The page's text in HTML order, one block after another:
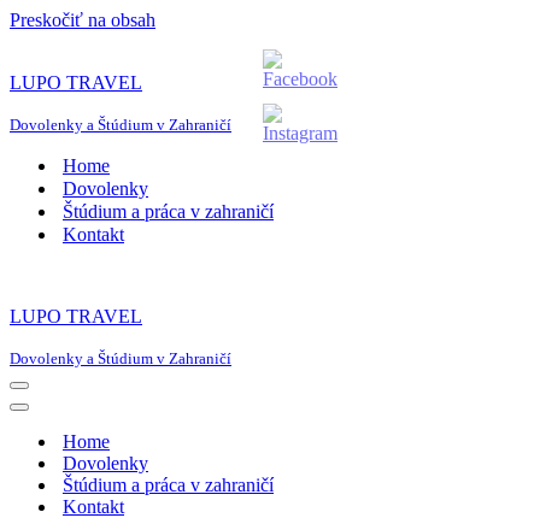
Preskočiť na obsah
LUPO TRAVEL
Dovolenky a Štúdium v Zahraničí
Home
Dovolenky
Štúdium a práca v zahraničí
Kontakt
LUPO TRAVEL
Dovolenky a Štúdium v Zahraničí
Menu
navigácie
Menu
navigácieHome
Dovolenky
Štúdium a práca v zahraničí
Kontakt